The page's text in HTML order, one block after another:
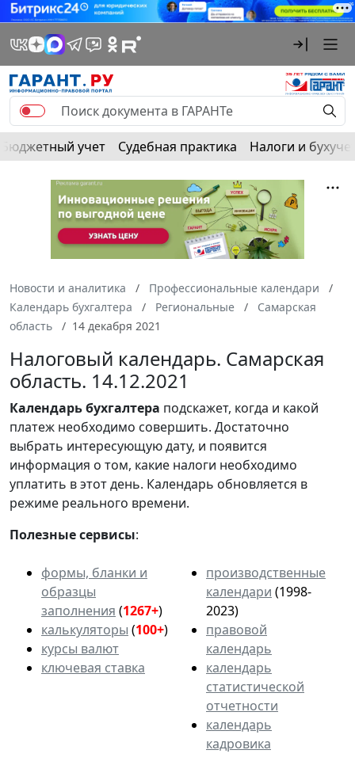
Бюджетный учет Судебная практика Налоги и
Новости и аналитика
Профессиональные календари
Календарь бухгалтера
Региональные
Самарская
область
14 декабря 2021
Налоговый календарь. Самарская
область. 14.12.2021
Календарьбухгалтера подскажет, когда и какой
платеж необходимо совершить. Достаточно
выбрать интересующую дату, и появится
информация о том, какие налоги необходимо
уплатить в этот день. Календарь обновляется в
режиме реального времени.
Полезные сервисы:
формы, бланки и
образцы
заполнения (1267+)
калькуляторы (100+)
курсы валют
ключевая ставка
производственные
календари (1998-
2023)
правовой
календарь
календарь
статистической
отчетности
календарь
кадровика